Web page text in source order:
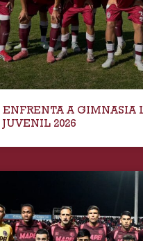
ENFRENTA A GIMNASIA
2026